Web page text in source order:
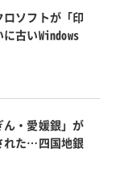
ソフトが「印
古いWindows
・愛媛銀」が
れた…四国地銀